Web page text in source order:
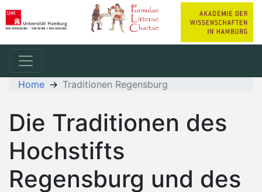
Home Traditionen Regensburg
Die Traditionen des
Hochstifts
Regensburg und des